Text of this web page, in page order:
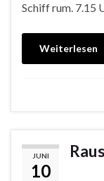
Schiff rum. 7.15
Weiterlesen
JUNI
10